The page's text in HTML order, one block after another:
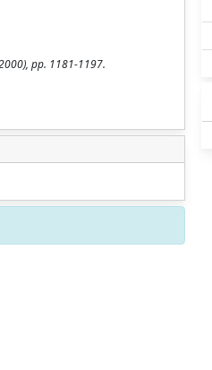
pp. 1181-1197.